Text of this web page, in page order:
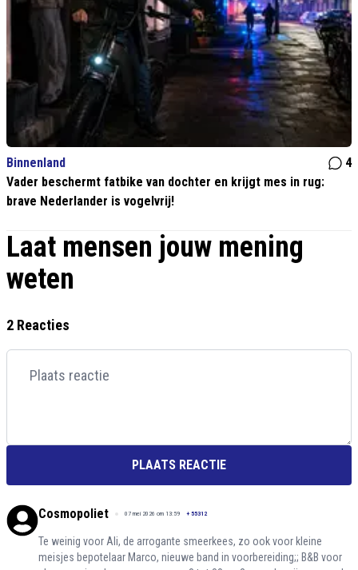
Binnenland
4
Vader beschermt fatbike van dochter en krijgt mes in rug:
brave Nederlander is vogelvrij!
Laat mensen jouw mening
weten
2 Reacties
PLAATS REACTIE
Cosmopoliet 07 mei 2026 om 13:59 + 55312
Te weinig voor Ali, de arrogante smeerkees, zo ook voor kleine
meisjes bepotelaar Marco, nieuwe band in voorbereiding;; B&B voor